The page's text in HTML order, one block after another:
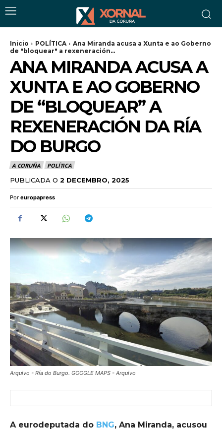
Inicio POLÍTICA
Ana Miranda acusa a Xunta e ao Goberno
de "bloquear" a rexeneración...
ANA MIRANDA ACUSA A
XUNTA E AO GOBERNO
DE “BLOQUEAR” A
REXENERACIÓN DA RÍA
DO BURGO
A CORUÑA POLÍTICA
PUBLICADA O 2 DECEMBRO, 2025
Por europapress
Arquivo - Ría do Burgo. GOOGLE MAPS - Arquivo
A eurodeputada do BNG, Ana Miranda, acusou